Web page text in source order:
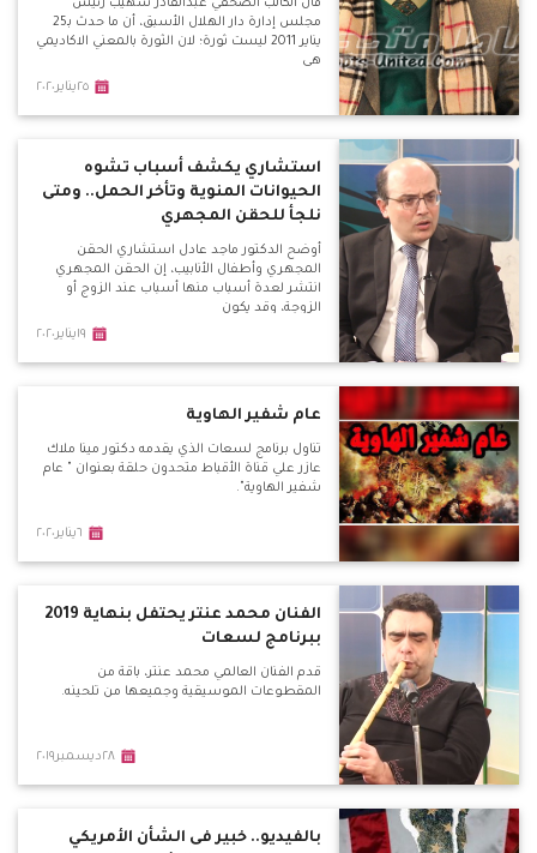
قال الكاتب الصحفي عبدالقادر شهيب رئيس
مجلس إدارة دار الهلال الأسبق، أن ما حدث بـ25
يناير 2011 ليست ثورة؛ لان الثورة بالمعني الاكاديمي
هي
٢٥يناير٢٠٢٠
استشاري يكشف أسباب تشوه
الحيوانات المنوية وتأخر الحمل.. ومتى
نلجأ للحقن المجهري
أوضح الدكتور ماجد عادل استشاري الحقن
المجهري وأطفال الأنابيب، إن الحقن المجهري
انتشر لعدة أسباب منها أسباب عند الزوج أو
الزوجة، وقد يكون
١٩يناير٢٠٢٠
عام شفير الهاوية
تناول برنامج لسعات الذي يقدمه دكتور مينا ملاك
عازر علي قناة الأقباط متحدون حلقة بعنوان " عام
شفير الهاوية".
٦يناير٢٠٢٠
الفنان محمد عنتر يحتفل بنهاية 2019
ببرنامج لسعات
قدم الفنان العالمي محمد عنتر، باقة من
المقطوعات الموسيقية وجميعها من تلحينه.
٢٨ديسمبر٢٠١٩
بالفيديو.. خبير فى الشأن الأمريكي